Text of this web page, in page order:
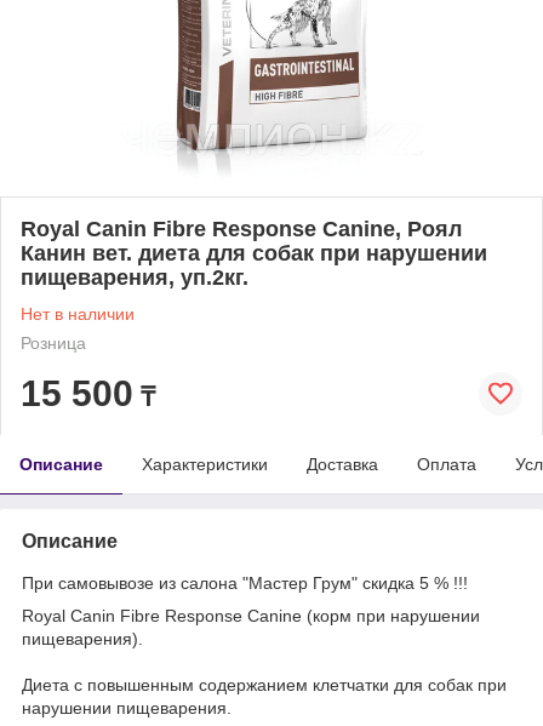
Royal Canin Fibre Response Canine, Роял
Канин вет. диета для собак при нарушении
пищеварения, уп.2кг.
Нет в наличии
Розница
15 500 ₸
Описание Характеристики Доставка Оплата
Описание
При самовывозе из салона "Мастер Грум" скидка 5 % !!!
Royal Canin Fibre Response Canine (корм при нарушении
пищеварения).
Диета с повышенным содержанием клетчатки для собак при
нарушении пищеварения.